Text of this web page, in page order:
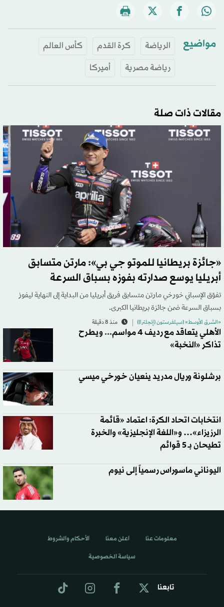
مواضيع الرياضة كرة القدم
كأس العالم
رياضة مصرية
أميركا
مقالات ذات صلة
«جائزة بريطانيا للموتو جي بي»: مارتن متسابق
أبريليا يوسع صدارته بفوزه بسباق السرعة
تفوّق الإسباني خورخي مارتن متسابق فريق أبريليا من البداية إلى النهاية ليفوز
بسباق السرعة ضمن جائزة بريطانيا الكبرى.
«الشرق الأوسط» (سيلفرستون (إنجلترا)) منذ 8 دقيقة
الأهلي يتعاقد مع رديف 4 مواسم... ويطرح
تذاكر «النخبة»
برشلونة وريال مدريد ينعيان خورخي ميسي
انتخابات اتحاد الكرة: اعتماد «قائمة
الرزيزاء»… و«اللغة الإنجليزية» والخبرة
تطيحان بـ 5 قوائم
اليوناني ماسوراس رسمياً إلى نيوم
تابعنا
معلومات عنا اعلن معنا الأحكام والشروط
سياسة الخصوصية